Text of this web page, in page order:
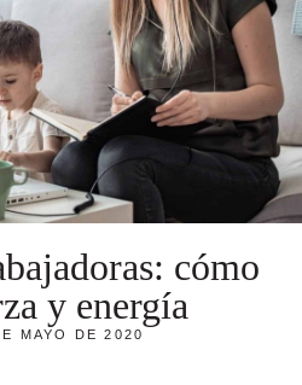
cómo
y energía
MAYO DE 2020